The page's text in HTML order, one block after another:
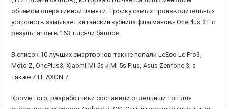
объемом оперативной памяти. Тройку самых производительных
устройств замыкает китайский «убийца флагманов» OnePlus 3T с
результатом в 163 тысячи баллов.
В список 10 лучших смартфонов также попали LeEco Le Pro3,
Moto Z, OnePlus3, Xiaomi Mi 5s и Mi 5s Plus, Asus Zenfone 3, а
также ZTE AXON 7.
Кроме того, разработчики составили отдельный топ для